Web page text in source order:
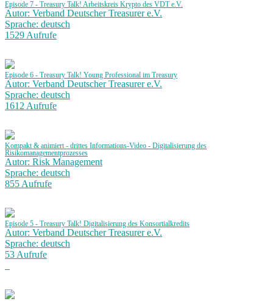
Episode 7 - Treasury Talk! Arbeitskreis Krypto des VDT e.V.
Autor: Verband Deutscher Treasurer e.V.
Sprache: deutsch
1529 Aufrufe
Episode 6 - Treasury Talk! Young Professional im Treasury
Autor: Verband Deutscher Treasurer e.V.
Sprache: deutsch
1612 Aufrufe
Kompakt & animiert - drittes Informations-Video - Digitalisierung des
Risikomanagementprozesses
Autor: Risk Management
Sprache: deutsch
855 Aufrufe
Episode 5 - Treasury Talk! Digitalisierung des Konsortialkredits
Autor: Verband Deutscher Treasurer e.V.
Sprache: deutsch
53 Aufrufe